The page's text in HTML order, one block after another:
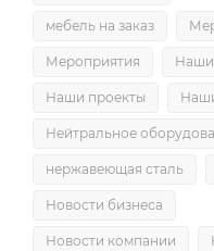
мебель на заказ
Мероприятия
Наши проекты
Нейтральное
нержавеющая сталь
Новости бизнеса
Новости компании